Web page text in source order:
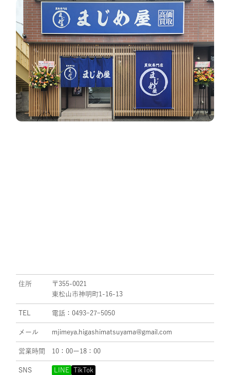
住所
〒355-0021
東松山市神明町1-16-13
TEL 電話：0493ｰ27ｰ5050
メール mjimeya.higashimatsuyama@gmail.com
営業時間 10：00ー18：00
SNS LINE TikTok